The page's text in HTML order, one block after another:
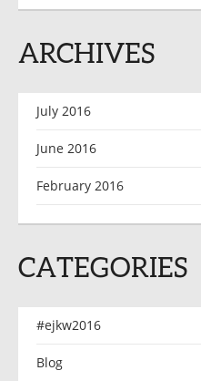
ARCHIVES
July 2016
June 2016
February 2016
CATEGORIES
#ejkw2016
Blog